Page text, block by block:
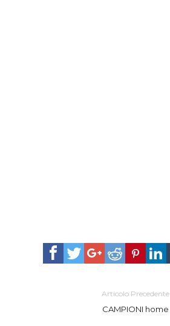
Articolo Precedente
CAMPIONI home